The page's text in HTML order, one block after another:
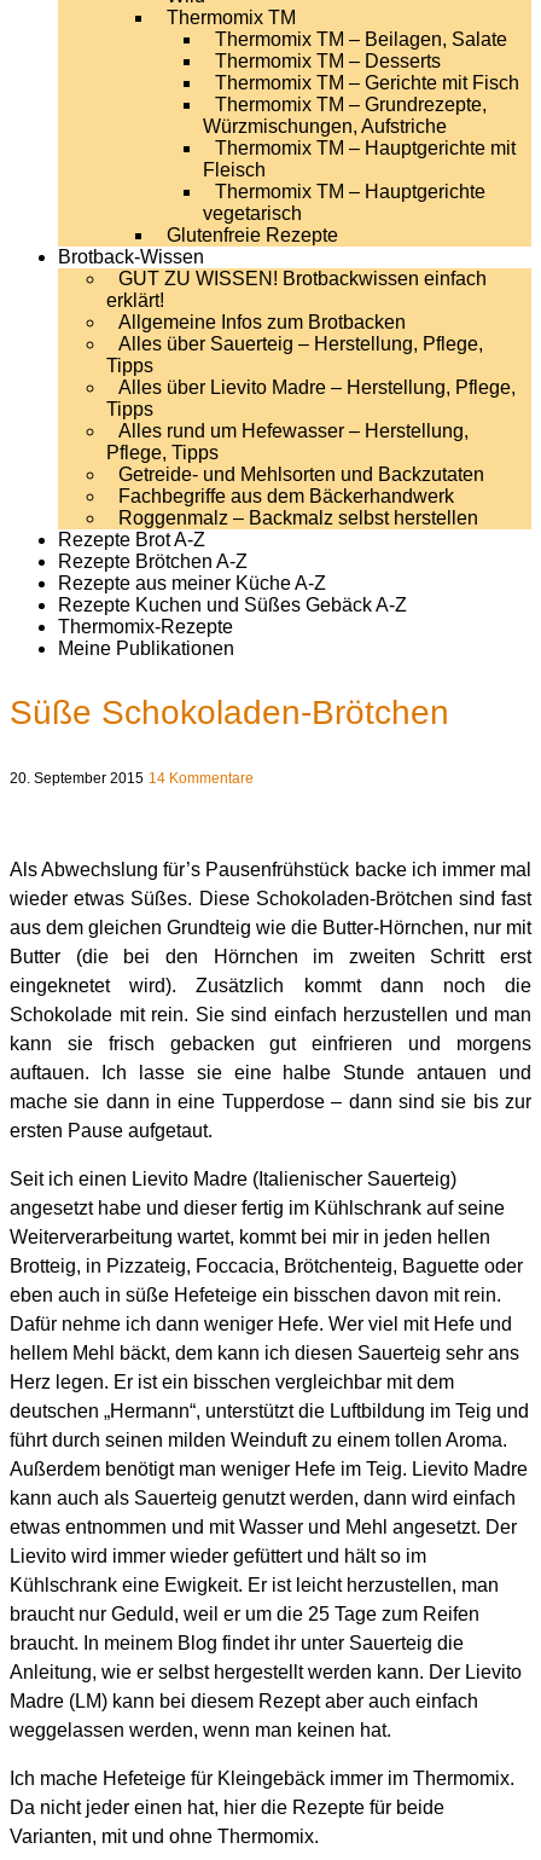
Thermomix TM
Thermomix TM – Beilagen, Salate
Thermomix TM – Desserts
Thermomix TM – Gerichte mit Fisch
Thermomix TM – Grundrezepte,
Würzmischungen, Aufstriche
Thermomix TM – Hauptgerichte mit
Fleisch
Thermomix TM – Hauptgerichte
vegetarisch
Glutenfreie Rezepte
Brotback-Wissen
GUT ZU WISSEN! Brotbackwissen einfach
erklärt!
Allgemeine Infos zum Brotbacken
Alles über Sauerteig – Herstellung, Pflege,
Tipps
Alles über Lievito Madre – Herstellung, Pflege,
Tipps
Alles rund um Hefewasser – Herstellung,
Pflege, Tipps
Getreide- und Mehlsorten und Backzutaten
Fachbegriffe aus dem Bäckerhandwerk
Roggenmalz – Backmalz selbst herstellen
Rezepte Brot A-Z
Rezepte Brötchen A-Z
Rezepte aus meiner Küche A-Z
Rezepte Kuchen und Süßes Gebäck A-Z
Thermomix-Rezepte
Meine Publikationen
Süße Schokoladen-Brötchen
20. September 2015 14 Kommentare
Als Abwechslung für’s Pausenfrühstück backe ich immer mal
wieder etwas Süßes. Diese Schokoladen-Brötchen sind fast
aus dem gleichen Grundteig wie die Butter-Hörnchen, nur mit
Butter (die bei den Hörnchen im zweiten Schritt erst
eingeknetet wird). Zusätzlich kommt dann noch die
Schokolade mit rein. Sie sind einfach herzustellen und man
kann sie frisch gebacken gut einfrieren und morgens
auftauen. Ich lasse sie eine halbe Stunde antauen und
mache sie dann in eine Tupperdose – dann sind sie bis zur
ersten Pause aufgetaut.
Seit ich einen Lievito Madre (Italienischer Sauerteig)
angesetzt habe und dieser fertig im Kühlschrank auf seine
Weiterverarbeitung wartet, kommt bei mir in jeden hellen
Brotteig, in Pizzateig, Foccacia, Brötchenteig, Baguette oder
eben auch in süße Hefeteige ein bisschen davon mit rein.
Dafür nehme ich dann weniger Hefe. Wer viel mit Hefe und
hellem Mehl bäckt, dem kann ich diesen Sauerteig sehr ans
Herz legen. Er ist ein bisschen vergleichbar mit dem
deutschen „Hermann“, unterstützt die Luftbildung im Teig und
führt durch seinen milden Weinduft zu einem tollen Aroma.
Außerdem benötigt man weniger Hefe im Teig. Lievito Madre
kann auch als Sauerteig genutzt werden, dann wird einfach
etwas entnommen und mit Wasser und Mehl angesetzt. Der
Lievito wird immer wieder gefüttert und hält so im
Kühlschrank eine Ewigkeit. Er ist leicht herzustellen, man
braucht nur Geduld, weil er um die 25 Tage zum Reifen
braucht. In meinem Blog findet ihr unter Sauerteig die
Anleitung, wie er selbst hergestellt werden kann. Der Lievito
Madre (LM) kann bei diesem Rezept aber auch einfach
weggelassen werden, wenn man keinen hat.
Ich mache Hefeteige für Kleingebäck immer im Thermomix.
Da nicht jeder einen hat, hier die Rezepte für beide
Varianten, mit und ohne Thermomix.